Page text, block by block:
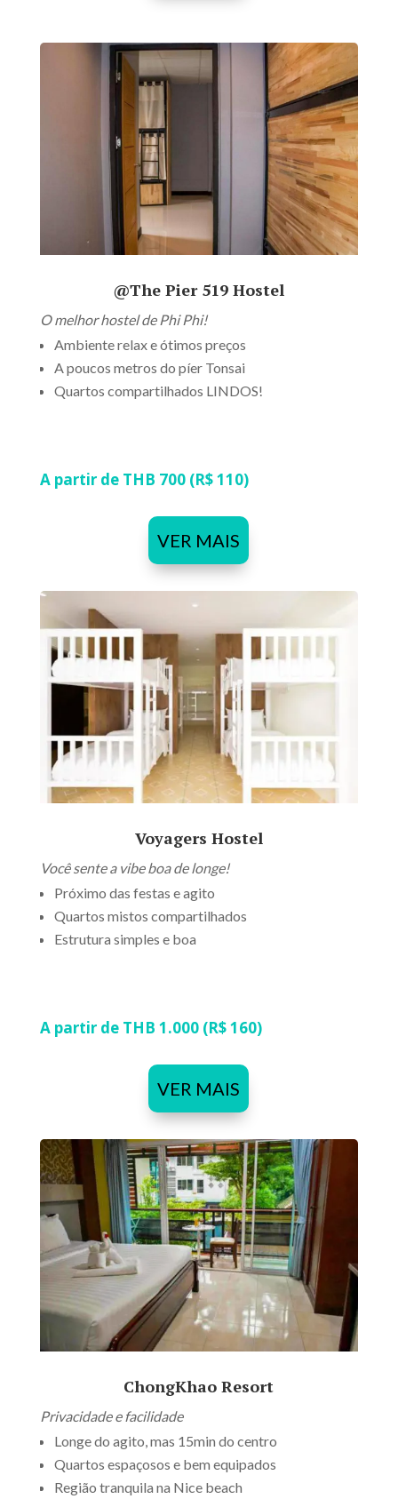
@The Pier 519 Hostel
O melhor hostel de Phi Phi!
Ambiente relax e ótimos preços
A poucos metros do píer Tonsai
Quartos compartilhados LINDOS!
A partir de THB 700 (R$ 110)
VER MAIS
Voyagers Hostel
Você sente a vibe boa de longe!
Próximo das festas e agito
Quartos mistos compartilhados
Estrutura simples e boa
A partir de THB 1.000 (R$ 160)
VER MAIS
ChongKhao Resort
Privacidade e facilidade
Longe do agito, mas 15min do centro
Quartos espaçosos e bem equipados
Região tranquila na Nice beach